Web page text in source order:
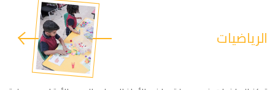
الرياضيات